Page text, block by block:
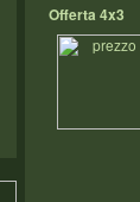
Offerta 4x3